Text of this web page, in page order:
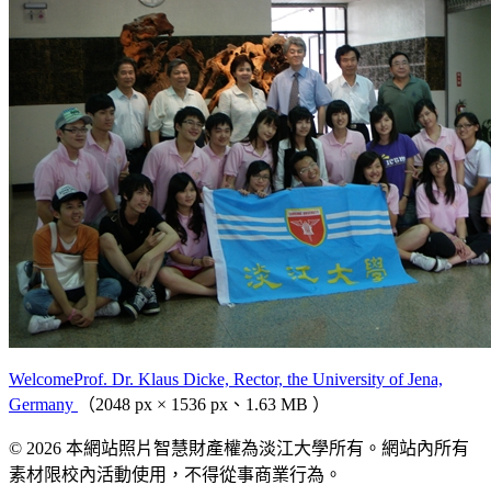
WelcomeProf. Dr. Klaus Dicke, Rector, the University of Jena,
Germany
（2048 px × 1536 px、1.63 MB ）
© 2026 本網站照片智慧財產權為淡江大學所有。網站內所有
素材限校內活動使用，不得從事商業行為。